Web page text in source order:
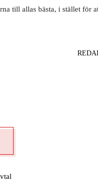
till allas bästa, i stället för